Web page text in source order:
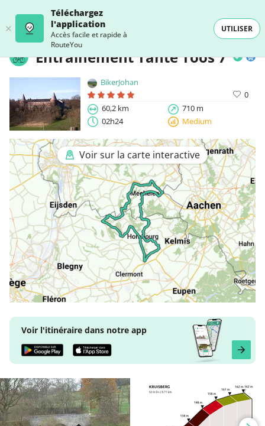
Téléchargez
l'application
Accès facile et rapide à
RouteYou
UTILISER
Entraînement Tante Toos 7
BikerJohan
0
60,2 km
710 m
02h24
Medium
Voir sur la carte interactive
Voir l'itinéraire dans notre app